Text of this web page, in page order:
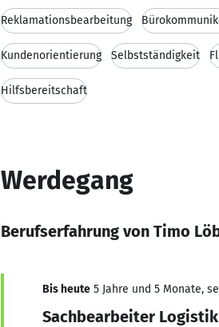
Reklamationsbearbeitung
Kundenorientierung Selbstständigkeit
Hilfsbereitschaft
Werdegang
Berufserfahrung von Timo
Bis heute 5 Jahre und 5 Monate,
Sachbearbeiter